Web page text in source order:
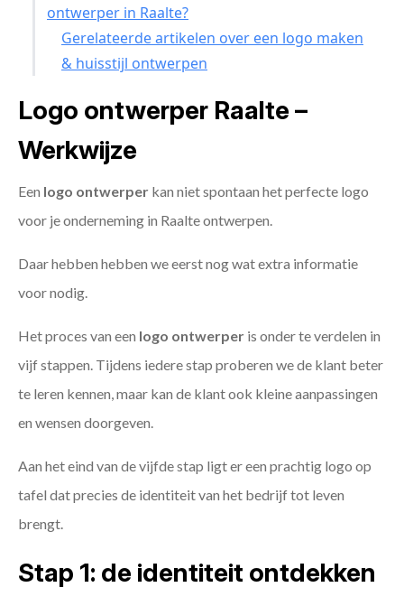
ontwerper in Raalte?
Gerelateerde artikelen over een logo maken
& huisstijl ontwerpen
Logo ontwerper Raalte –
Werkwijze
Een logo ontwerper kan niet spontaan het perfecte logo
voor je onderneming in Raalte ontwerpen.
Daar hebben hebben we eerst nog wat extra informatie
voor nodig.
Het proces van een logo ontwerper is onder te verdelen in
vijf stappen. Tijdens iedere stap proberen we de klant beter
te leren kennen, maar kan de klant ook kleine aanpassingen
en wensen doorgeven.
Aan het eind van de vijfde stap ligt er een prachtig logo op
tafel dat precies de identiteit van het bedrijf tot leven
brengt.
Stap 1: de identiteit ontdekken